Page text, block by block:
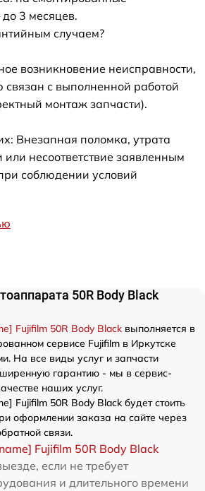
3 месяцев.
случаем?
возникновение неисправности,
с выполненной работой
монтаж запчасти).
Внезапная поломка, утрата
или несоответствие заявленным
соблюдении условий
50R Body Black
Fujifilm 50R Body Blackвыполняется в
сервисе Fujifilm в Иркутске
На все виды услуг и запчасти
гарантию - мы в сервис-
наших услуг.
Fujifilm 50R Body Black будет стоить
оформлении заказа на сайте через
связи.
Fujifilm 50R Body Black
если не требует
и длительного времени